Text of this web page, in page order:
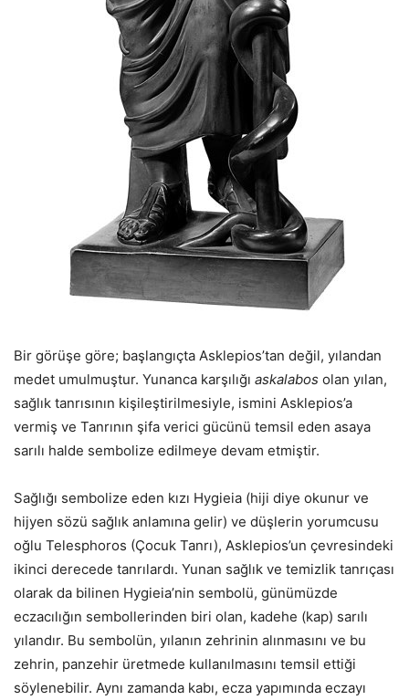
Bir görüşe göre; başlangıçta Asklepios’tan değil, yılandan
medet umulmuştur. Yunanca karşılığı askalabos olan yılan,
sağlık tanrısının kişileştirilmesiyle, ismini Asklepios’a
vermiş ve Tanrının şifa verici gücünü temsil eden asaya
sarılı halde sembolize edilmeye devam etmiştir.
Sağlığı sembolize eden kızı Hygieia (hiji diye okunur ve
hijyen sözü sağlık anlamına gelir) ve düşlerin yorumcusu
oğlu Telesphoros (Çocuk Tanrı), Asklepios’un çevresindeki
ikinci derecede tanrılardı. Yunan sağlık ve temizlik tanrıçası
olarak da bilinen Hygieia’nin sembolü, günümüzde
eczacılığın sembollerinden biri olan, kadehe (kap) sarılı
yılandır. Bu sembolün, yılanın zehrinin alınmasını ve bu
zehrin, panzehir üretmede kullanılmasını temsil ettiği
söylenebilir. Aynı zamanda kabı, ecza yapımında eczayı